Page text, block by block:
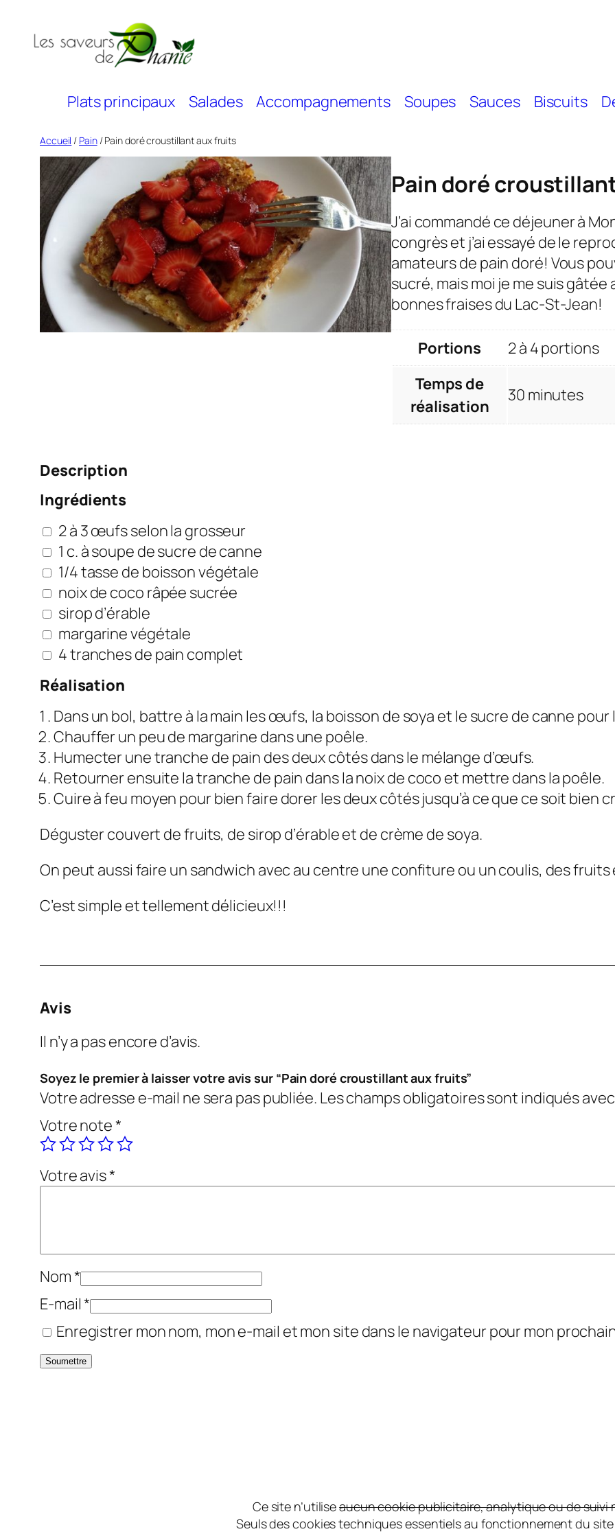
Plats principaux Salades Accompagnements Soupes Sauces Biscuits
Accueil / Pain/ Pain doré croustillant aux fruits
Pain doré
J’ai commandé ce déjeuner à
congrès et j’ai essayé de le
amateurs de pain doré! Vous
sucré, mais moi je me suis
bonnes fraises du Lac-St-Jean!
Portions
2 à 4 portions
Temps de
réalisation
30 minutes
Description
Ingrédients
2 à 3 œufs selon la grosseur
1 c. à soupe de sucre de canne
1/4 tasse de boisson végétale
noix de coco râpée sucrée
sirop d’érable
margarine végétale
4 tranches de pain complet
Réalisation
Dans un bol, battre à la main les œufs, la boisson de soya et le sucre de canne pour
Chauffer un peu de margarine dans une poêle.
Humecter une tranche de pain des deux côtés dans le mélange d’œufs.
Retourner ensuite la tranche de pain dans la noix de coco et mettre dans la poêle.
Cuire à feu moyen pour bien faire dorer les deux côtés jusqu’à ce que ce soit bien
Déguster couvert de fruits, de sirop d’érable et de crème de soya.
On peut aussi faire un sandwich avec au centre une confiture ou un coulis, des fruits
C’est simple et tellement délicieux!!!
Avis
Il n’y a pas encore d’avis.
Soyez le premier à laisser votre avis sur “Pain doré croustillant aux fruits”
Votre adresse e-mail ne sera pas publiée. Les champs obligatoires sont indiqués
Votre note*
Votre avis*
Nom*
E-mail*
Enregistrer mon nom, mon e-mail et mon site dans le navigateur pour mon
Ce site n’utiliseaucun cookie publicitaire, analytique ou de suivi
Seuls des cookies techniques essentiels au fonctionnement du